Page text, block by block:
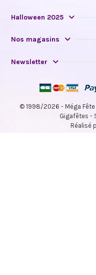
Halloween 2025
Nos magasins
Newsletter
© 1998/2026 - Méga Fête
Gigafêtes -
Réalisé